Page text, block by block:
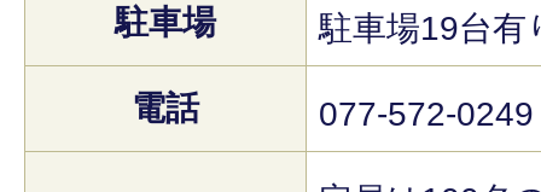
駐車場 駐車場19台有
電話 077-572-0249